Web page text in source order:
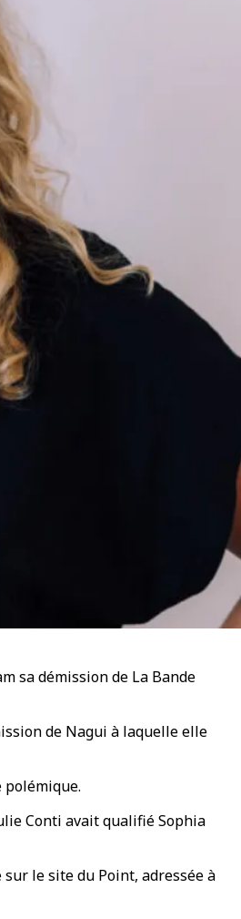
sa démission de La Bande
de Nagui à laquelle elle
Conti avait qualifié Sophia
le site du Point, adressée à